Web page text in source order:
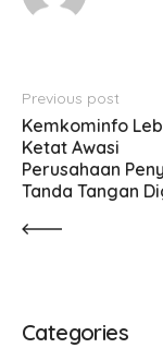
Previous post
Kemkominfo
Ketat Awasi
Perusahaan
Tanda Tangan
Categories